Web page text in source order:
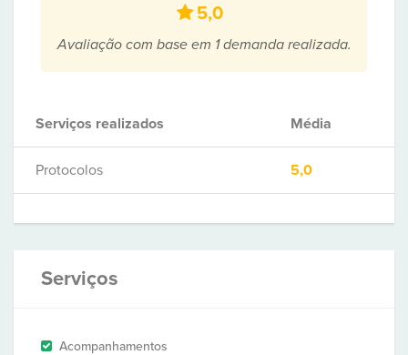
5,0
Avaliação com base em 1 demanda realizada.
Serviços realizados Média
Protocolos 5,0
Serviços
Acompanhamentos